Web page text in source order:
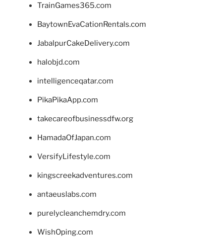
TrainGames365.com
BaytownEvaCationRentals.com
JabalpurCakeDelivery.com
halobjd.com
intelligenceqatar.com
PikaPikaApp.com
takecareofbusinessdfw.org
HamadaOfJapan.com
VersifyLifestyle.com
kingscreekadventures.com
antaeuslabs.com
purelycleanchemdry.com
WishOping.com